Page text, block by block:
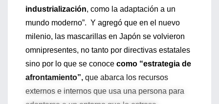
industrialización, como la adaptación a un
mundo moderno”. Y agregó que en el nuevo
milenio, las mascarillas en Japón se volvieron
omnipresentes, no tanto por directivas estatales
sino por lo que se conoce como “estrategia de
afrontamiento”, que abarca los recursos
externos e internos que usa una persona para